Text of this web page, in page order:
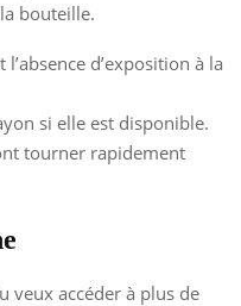
bouteille.
d’exposition à la
si elle est disponible.
tourner rapidement
veux accéder à plus de